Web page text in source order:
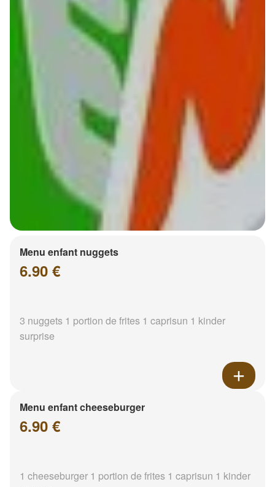
Menu enfant nuggets
6.90 €
3 nuggets 1 portion de frites 1 caprisun 1 kinder
surprise
Menu enfant cheeseburger
6.90 €
1 cheeseburger 1 portion de frites 1 caprisun 1 kinder